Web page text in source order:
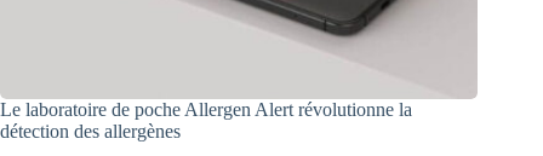
Le laboratoire de poche Allergen Alert révolutionne la
détection des allergènes